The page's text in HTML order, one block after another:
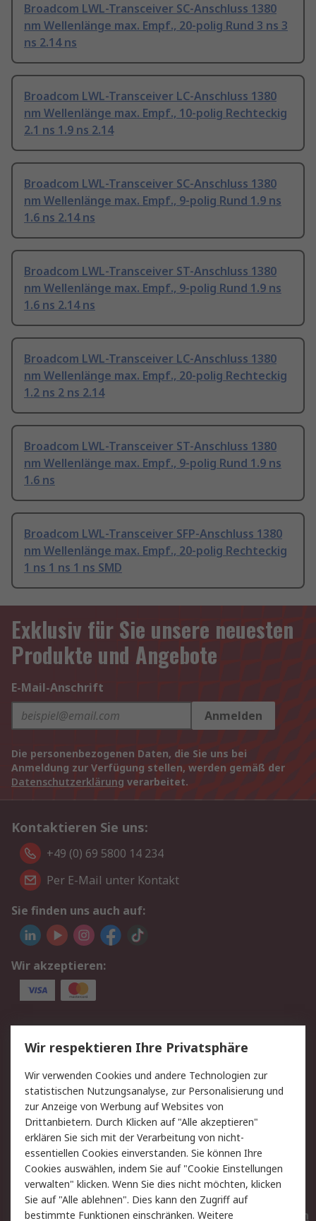
Broadcom LWL-Transceiver SC-Anschluss 1380
nm Wellenlänge max. Empf., 20-polig Rund 3 ns 3
ns 2.14 ns
Broadcom LWL-Transceiver LC-Anschluss 1380
nm Wellenlänge max. Empf., 10-polig Rechteckig
2.1 ns 1.9 ns 2.14
Broadcom LWL-Transceiver SC-Anschluss 1380
nm Wellenlänge max. Empf., 9-polig Rund 1.9 ns
1.6 ns 2.14 ns
Broadcom LWL-Transceiver ST-Anschluss 1380
nm Wellenlänge max. Empf., 9-polig Rund 1.9 ns
1.6 ns 2.14 ns
Broadcom LWL-Transceiver LC-Anschluss 1380
nm Wellenlänge max. Empf., 20-polig Rechteckig
1.2 ns 2 ns 2.14
Broadcom LWL-Transceiver ST-Anschluss 1380
nm Wellenlänge max. Empf., 9-polig Rund 1.9 ns
1.6 ns
Broadcom LWL-Transceiver SFP-Anschluss 1380
nm Wellenlänge max. Empf., 20-polig Rechteckig
1 ns 1 ns 1 ns SMD
Exklusiv für Sie unsere neuesten
Produkte und Angebote
E-Mail-Anschrift
Anmelden
Die personenbezogenen Daten, die Sie uns bei
Anmeldung zur Verfügung stellen, werden gemäß der
Datenschutzerklärung verarbeitet.
Kontaktieren Sie uns:
+49 (0) 69 5800 14 234
Per E-Mail unter Kontakt
Sie finden uns auch auf:
Wir akzeptieren:
Service
Value Added Services
Lieferlösungen
Rücksendungen
Kontakt
Hilfe
Privatkunden
Rechtliches
AGB
Datenschutz
Cookie-Richtlinie
Zahlungsbedingungen
Copyright/Impressum
Entsorgung
Elektrogeräte/Batterien
Wir respektieren Ihre Privatsphäre
Wir verwenden Cookies und andere Technologien zur
statistischen Nutzungsanalyse, zur Personalisierung und
zur Anzeige von Werbung auf Websites von
Drittanbietern. Durch Klicken auf "Alle akzeptieren"
erklären Sie sich mit der Verarbeitung von nicht-
essentiellen Cookies einverstanden. Sie können Ihre
Cookies auswählen, indem Sie auf "Cookie Einstellungen
verwalten" klicken. Wenn Sie dies nicht möchten, klicken
Sie auf "Alle ablehnen". Dies kann den Zugriff auf
bestimmte Funktionen einschränken. Weitere